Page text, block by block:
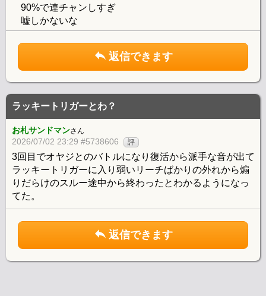
90%で連チャンしすぎ
嘘しかないな
返信できます
ラッキートリガーとわ？
お札サンドマンさん
2026/07/02 23:29 #5738606 評
3回目でオヤジとのバトルになり復活から派手な音が出て
ラッキートリガーに入り弱いリーチばかりの外れから煽
りだらけのスルー途中から終わったとわかるようになっ
てた。
返信できます